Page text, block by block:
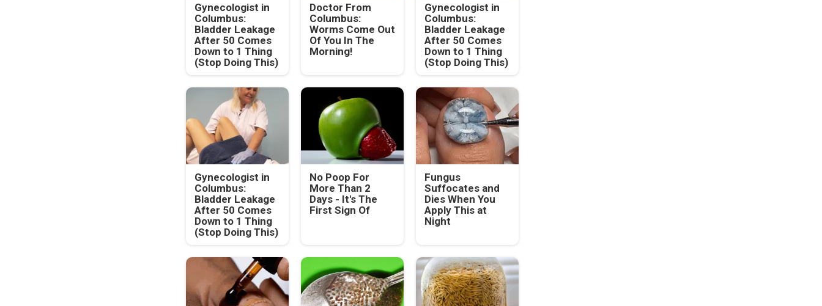
Gynecologist in
Columbus:
Bladder Leakage
After 50 Comes
Down to 1 Thing
(Stop Doing This)
Doctor From
Columbus:
Worms Come Out
Of You In The
Morning!
Gynecologist in
Columbus:
Bladder Leakage
After 50 Comes
Down to 1 Thing
(Stop Doing This)
Gynecologist in
Columbus:
Bladder Leakage
After 50 Comes
Down to 1 Thing
(Stop Doing This)
No Poop For
More Than 2
Days - It's The
First Sign Of
Fungus
Suffocates and
Dies When You
Apply This at
Night